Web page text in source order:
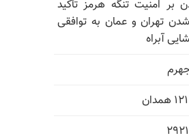
بر امنیت تنگه هرمز تأکید
تهران و عمان به توافقی
آبراه